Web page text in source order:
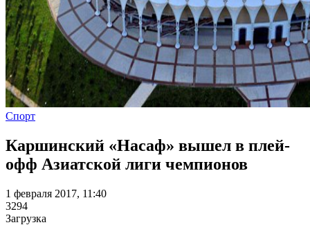
Спорт
Каршинский «Насаф» вышел в плей-
офф Азиатской лиги чемпионов
1 февраля 2017, 11:40
3294
Загрузка